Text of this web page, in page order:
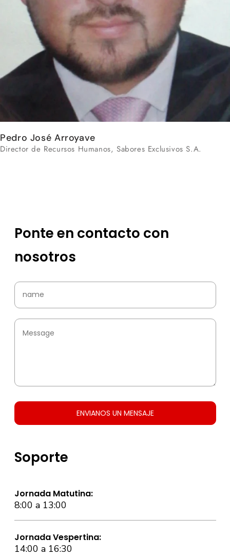
Pedro José Arroyave
Director de Recursos Humanos, Sabores Exclusivos S.A.
Ponte en contacto con
nosotros
ENVIANOS UN MENSAJE
Soporte
Jornada Matutina:
8:00 a 13:00
Jornada Vespertina:
14:00 a 16:30